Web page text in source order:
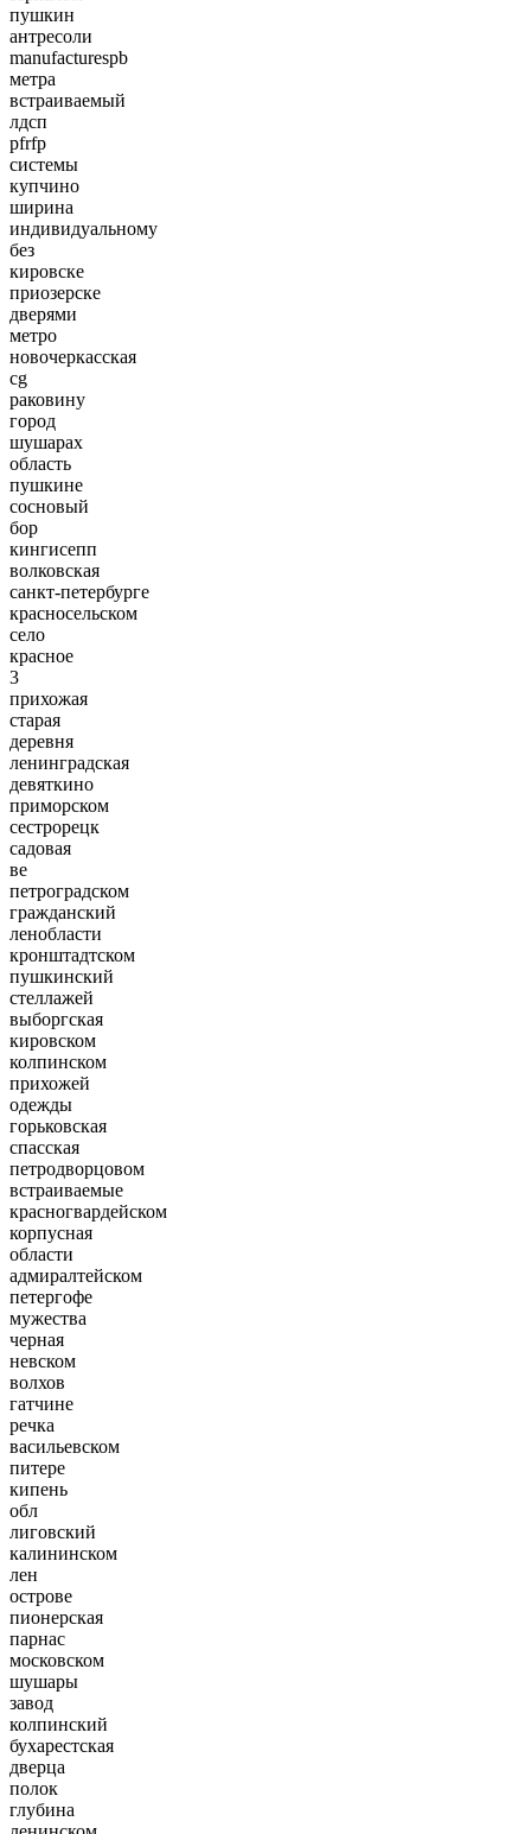
пушкин
антресоли
manufacturespb
метра
встраиваемый
лдсп
pfrfp
системы
купчино
ширина
индивидуальному
без
кировске
приозерске
дверями
метро
новочеркасская
cg
раковину
город
шушарах
область
пушкине
сосновый
бор
кингисепп
волковская
санкт-петербурге
красносельском
село
красное
3
прихожая
старая
деревня
ленинградская
девяткино
приморском
сестрорецк
садовая
ве
петроградском
гражданский
ленобласти
кронштадтском
пушкинский
стеллажей
выборгская
кировском
колпинском
прихожей
одежды
горьковская
спасская
петродворцовом
встраиваемые
красногвардейском
корпусная
области
адмиралтейском
петергофе
мужества
черная
невском
волхов
гатчине
речка
васильевском
питере
кипень
обл
лиговский
калининском
лен
острове
пионерская
парнас
московском
шушары
завод
колпинский
бухарестская
дверца
полок
глубина